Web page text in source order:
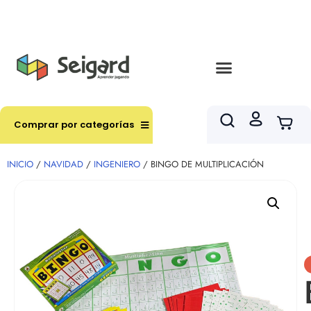
Comprar por categorías
INICIO / NAVIDAD / INGENIERO / BINGO DE MULTIPLICACIÓN